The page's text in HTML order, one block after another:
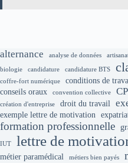
alternance analyse de données
biologie candidature candidature BTS
coffre-fort numérique conditions de
conseils oraux
convention collective
création d'entreprise droit du travail
exemple lettre de motivation
formation professionnelle
IUT lettre de
métier paramédical métiers bien payés